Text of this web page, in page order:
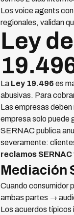
Los voice agents
regionales, validan
Ley
La Ley 19.496 es
abusivas. Para
Las empresas
empresa solo puede
SERNAC publica
severamente:
reclamos SERNAC
Mediación
Cuando consumidor
ambas partes →
Los acuerdos típicos